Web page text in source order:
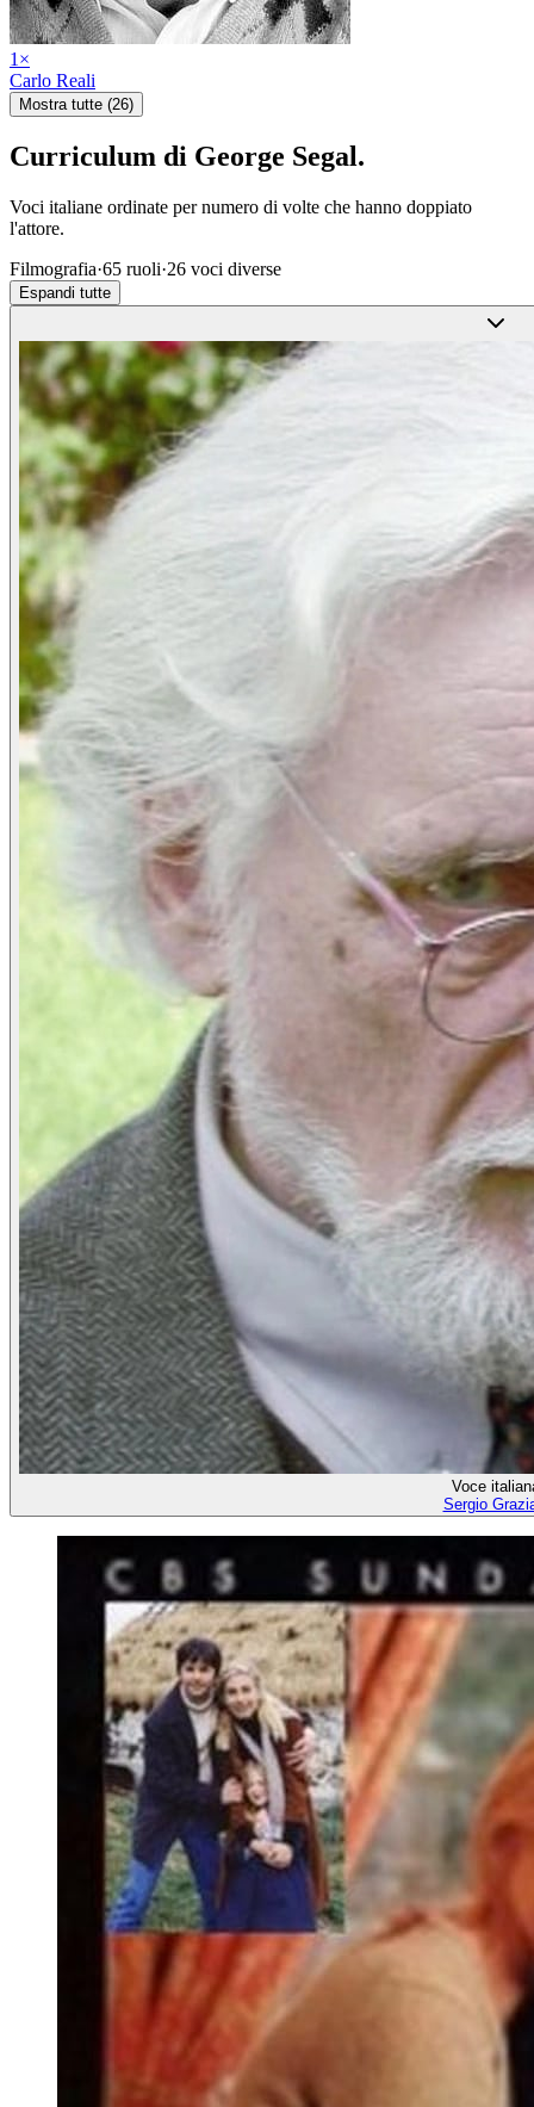
1 ×
Carlo Reali
Mostra tutte (26)
Curriculum di George Segal.
Voci italiane ordinate per numero di volte che hanno doppiato
l'attore.
Filmografia·65 ruoli·26 voci diverse
Espandi tutte
Voce
Sergio